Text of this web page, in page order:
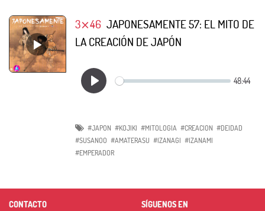
3⨯46 JAPONESAMENTE 57: EL MITO DE
LA CREACIÓN DE JAPÓN
#JAPON #KOJIKI #MITOLOGIA #CREACION #DEIDAD
#SUSANOO #AMATERASU #IZANAGI #IZANAMI
#EMPERADOR
CONTACTO SÍGUENOS EN